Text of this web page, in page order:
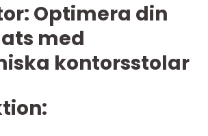
Optimera din
med
kontorsstolar